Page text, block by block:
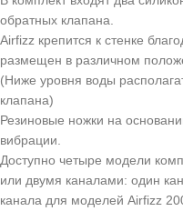
обратных клапана.
Airfizz крепится к стенке
размещен в различном
(Ниже уровня воды
клапана)
Резиновые ножки на
вибрации.
Доступно четыре модели
или двумя каналами: один
канала для моделей Airfizz